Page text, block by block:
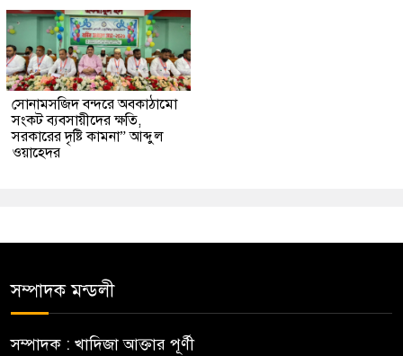
সোনামসজিদ বন্দরে অবকাঠামো
সংকট ব্যবসায়ীদের ক্ষতি,
সরকারের দৃষ্টি কামনা” আব্দুল
ওয়াহেদর
সম্পাদক মন্ডলী
সম্পাদক : খাদিজা আক্তার পূর্ণী